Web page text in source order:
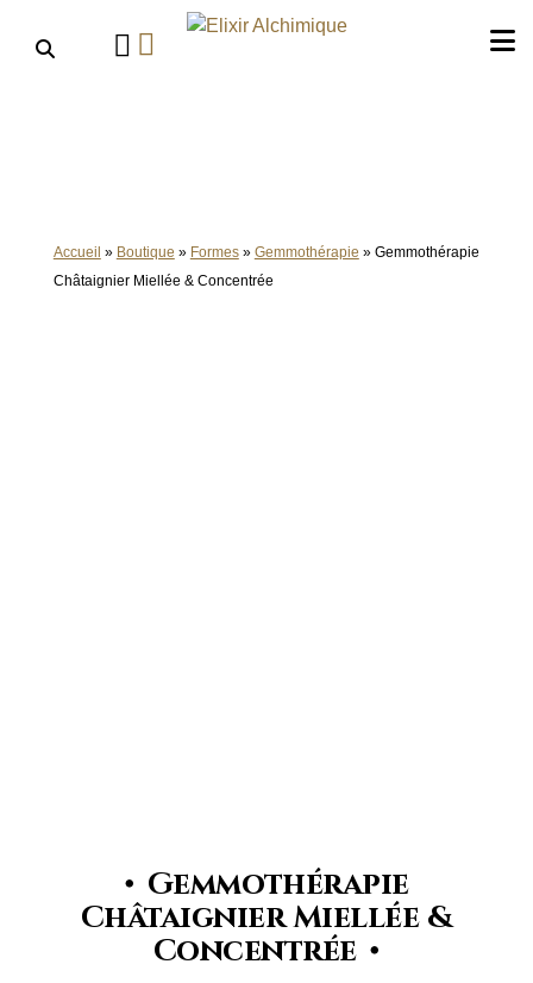
Accueil » Boutique » Formes» Gemmothérapie » Gemmothérapie
Châtaignier Miellée & Concentrée
Gemmothérapie
Châtaignier Miellée &
Concentrée